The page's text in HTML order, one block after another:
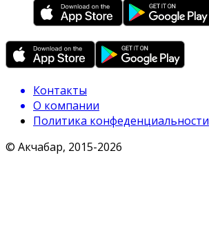
Контакты
О компании
Политика конфеденциальности
© Акчабар, 2015-2026